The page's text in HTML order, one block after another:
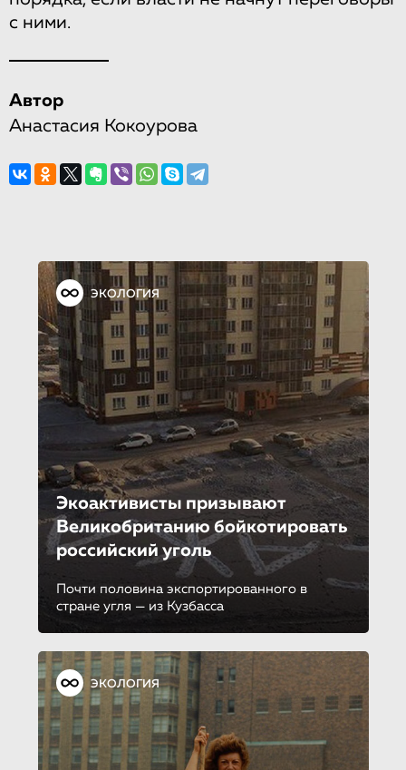
с ними.
Автор
Анастасия Кокоурова
ЭКОЛОГИЯ
Экоактивисты призывают
Великобританию бойкотировать
российский уголь
Почти половина экспортированного в
стране угля — из Кузбасса
ЭКОЛОГИЯ